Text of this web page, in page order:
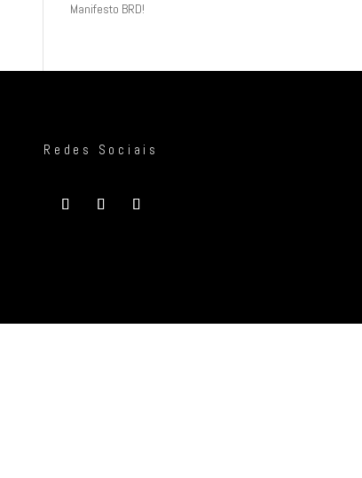
Manifesto BRD!
Redes Sociais